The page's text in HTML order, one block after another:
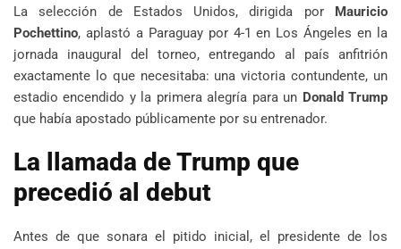
La selección de Estados Unidos, dirigida por Mauricio
Pochettino, aplastó a Paraguay por 4-1 en Los Ángeles en la
jornada inaugural del torneo, entregando al país anfitrión
exactamente lo que necesitaba: una victoria contundente, un
estadio encendido y la primera alegría para un Donald Trump
que había apostado públicamente por su entrenador.
La llamada de Trump que
precedió al debut
Antes de que sonara el pitido inicial, el presidente de los